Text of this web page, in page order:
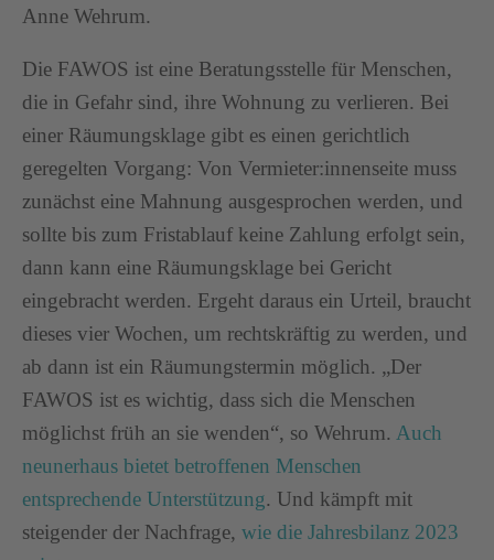
Anne Wehrum.
Die FAWOS ist eine Beratungsstelle für Menschen,
die in Gefahr sind, ihre Wohnung zu verlieren. Bei
einer Räumungsklage gibt es einen gerichtlich
geregelten Vorgang: Von Vermieter:innenseite muss
zunächst eine Mahnung ausgesprochen werden, und
sollte bis zum Fristablauf keine Zahlung erfolgt sein,
dann kann eine Räumungsklage bei Gericht
eingebracht werden. Ergeht daraus ein Urteil, braucht
dieses vier Wochen, um rechtskräftig zu werden, und
ab dann ist ein Räumungstermin möglich. „Der
FAWOS ist es wichtig, dass sich die Menschen
möglichst früh an sie wenden“, so Wehrum. Auch
neunerhaus bietet betroffenen Menschen
entsprechende Unterstützung. Und kämpft mit
steigender der Nachfrage, wie die Jahresbilanz 2023